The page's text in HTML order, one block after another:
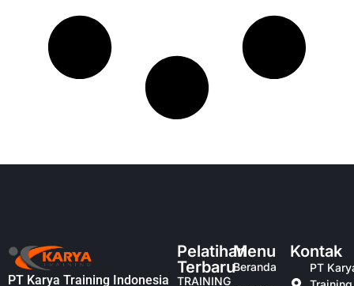
PT Karya Training Indonesia
Pelatihan
Terbaru
TRAINING
Menu
Beranda
Kontak
PT